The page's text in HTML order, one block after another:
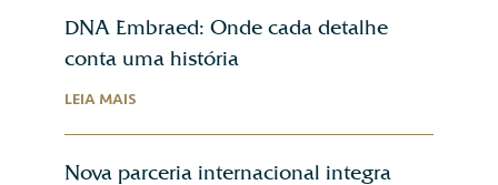
DNA Embraed: Onde cada detalhe
conta uma história
LEIA MAIS
Nova parceria internacional integra